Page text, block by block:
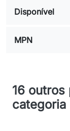
Disponível
MPN
16 outros
categoria